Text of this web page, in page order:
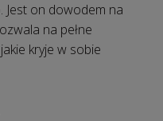
Jest on dowodem na
na pełne
kryje w sobie